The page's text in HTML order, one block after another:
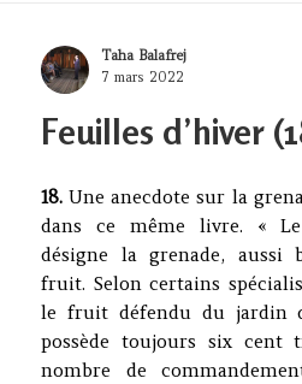
Author
Taha Balafrej
Posted
7 mars 2022
Feuilles d’hiver
18. Une anecdote sur la
dans ce même livre. «
désigne la grenade, aussi
fruit. Selon certains
le fruit défendu du jardin
possède toujours six cent
nombre de